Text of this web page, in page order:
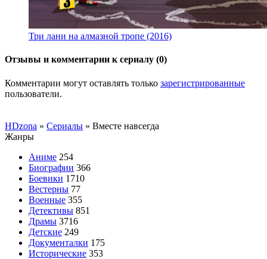
Три лани на алмазной тропе (2016)
Отзывы и комментарии к сериалу (0)
Комментарии могут оставлять только зарегистрированные
пользователи.
HDzona » Сериалы » Вместе навсегда
Жанры
Аниме 254
Биографии 366
Боевики 1710
Вестерны 77
Военные 355
Детективы 851
Драмы 3716
Детские 249
Документалки 175
Исторические 353